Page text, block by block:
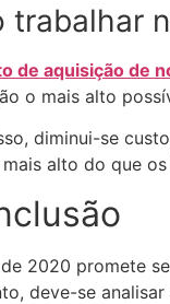
trabalhar
de aquisição de
o mais alto
diminui-se
alto do que
2020 promete
deve-se